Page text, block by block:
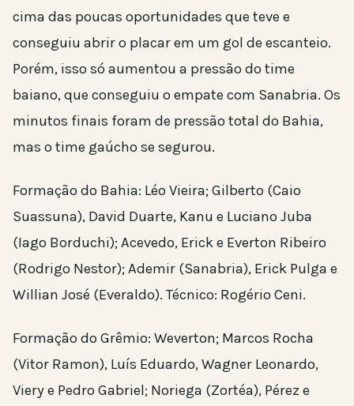
cima das poucas oportunidades que teve e
conseguiu abrir o placar em um gol de escanteio.
Porém, isso só aumentou a pressão do time
baiano, que conseguiu o empate com Sanabria. Os
minutos finais foram de pressão total do Bahia,
mas o time gaúcho se segurou.
Formação do Bahia: Léo Vieira; Gilberto (Caio
Suassuna), David Duarte, Kanu e Luciano Juba
(Iago Borduchi); Acevedo, Erick e Everton Ribeiro
(Rodrigo Nestor); Ademir (Sanabria), Erick Pulga e
Willian José (Everaldo). Técnico: Rogério Ceni.
Formação do Grêmio: Weverton; Marcos Rocha
(Vitor Ramon), Luís Eduardo, Wagner Leonardo,
Viery e Pedro Gabriel; Noriega (Zortéa), Pérez e